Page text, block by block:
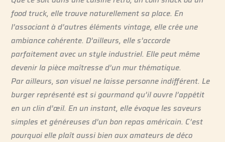
food truck, elle trouve naturellement sa place. En
l’associant à d’autres éléments vintage, elle crée une
ambiance cohérente. D’ailleurs, elle s’accorde
parfaitement avec un style industriel. Elle peut même
devenir la pièce maîtresse d’un mur thématique.
Par ailleurs, son visuel ne laisse personne indifférent. Le
burger représenté est si gourmand qu’il ouvre l’appétit
en un clin d’œil. En un instant, elle évoque les saveurs
simples et généreuses d’un bon repas américain. C’est
pourquoi elle plaît aussi bien aux amateurs de déco